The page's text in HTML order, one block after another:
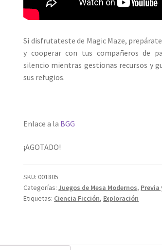
Si disfrutateste de Magic Maze,
y cooperar con tus compañeros de
silencio mientras gestionas recursos y
sus refugios.
Enlace a la BGG
¡AGOTADO!
SKU:001805
Categorías:Juegos de Mesa Modernos, Previa
Etiquetas: Ciencia Ficción, Exploración